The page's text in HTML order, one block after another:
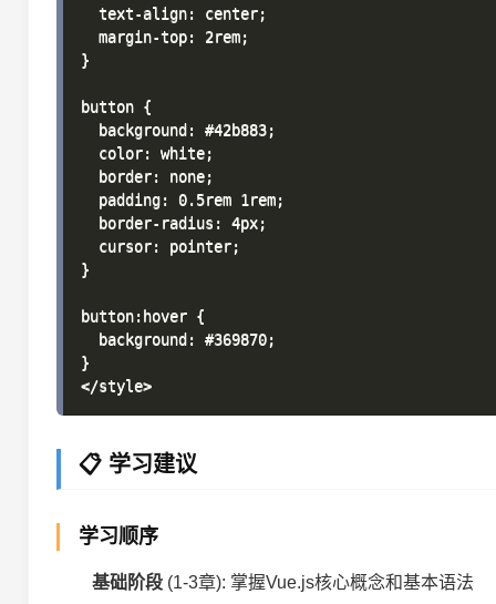
  text-align: center;
  margin-top: 2rem;
}
button {
  background: #42b883;
  color: white;
  border: none;
  padding: 0.5rem 1rem;
  border-radius: 4px;
  cursor: pointer;
}
button:hover {
  background: #369870;
}
📋 学习建议
学习顺序
基础阶段 (1-3章): 掌握Vue.js核心概念和基本语法